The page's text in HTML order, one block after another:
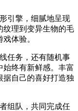
引擎，细腻地呈现
纹理到变异生物的毛
体验。
任务，还有随机事
终有新鲜感。丰富
据自己的喜好打造独
组队，共同完成任